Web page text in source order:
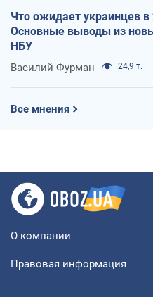
Что ожидает украинцев в
Основные выводы из
НБУ
Василий Фурман 24,9 т.
Все мнения
О компании
Правовая информация